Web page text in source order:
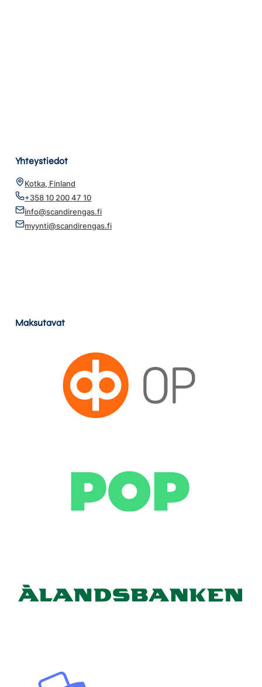
Yhteystiedot
Kotka, Finland
+358 10 200 47 10
info@scandirengas.fi
myynti@scandirengas.fi
Maksutavat